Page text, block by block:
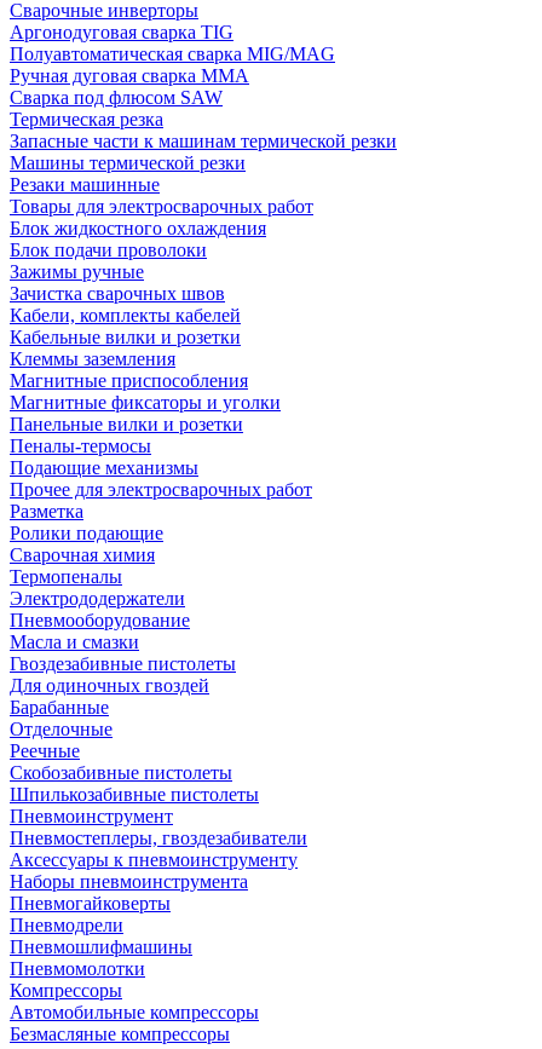
Сварочные инверторы
Аргонодуговая сварка TIG
Полуавтоматическая сварка MIG/MAG
Ручная дуговая сварка MMA
Сварка под флюсом SAW
Термическая резка
Запасные части к машинам термической резки
Машины термической резки
Резаки машинные
Товары для электросварочных работ
Блок жидкостного охлаждения
Блок подачи проволоки
Зажимы ручные
Зачистка сварочных швов
Кабели, комплекты кабелей
Кабельные вилки и розетки
Клеммы заземления
Магнитные приспособления
Магнитные фиксаторы и уголки
Панельные вилки и розетки
Пеналы-термосы
Подающие механизмы
Прочее для электросварочных работ
Разметка
Ролики подающие
Сварочная химия
Термопеналы
Электрододержатели
Пневмооборудование
Масла и смазки
Гвоздезабивные пистолеты
Для одиночных гвоздей
Барабанные
Отделочные
Реечные
Скобозабивные пистолеты
Шпилькозабивные пистолеты
Пневмоинструмент
Пневмостеплеры, гвоздезабиватели
Аксессуары к пневмоинструменту
Наборы пневмоинструмента
Пневмогайковерты
Пневмодрели
Пневмошлифмашины
Пневмомолотки
Компрессоры
Автомобильные компрессоры
Безмасляные компрессоры